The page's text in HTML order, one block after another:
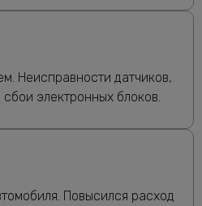
Неисправности датчиков,
электронных блоков.
Повысился расход